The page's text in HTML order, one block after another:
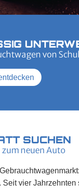
von
SUCHEN
neuen Auto
Seit vier Jahrzehnten